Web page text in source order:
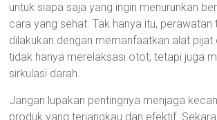
untuk siapa saja yang ingin menurunkan
cara yang sehat. Tak hanya itu, perawatan
dilakukan dengan memanfaatkan alat pijat
tidak hanya merelaksasi otot, tetapi juga
sirkulasi darah.
Jangan lupakan pentingnya menjaga
produk yang terjangkau dan efektif.